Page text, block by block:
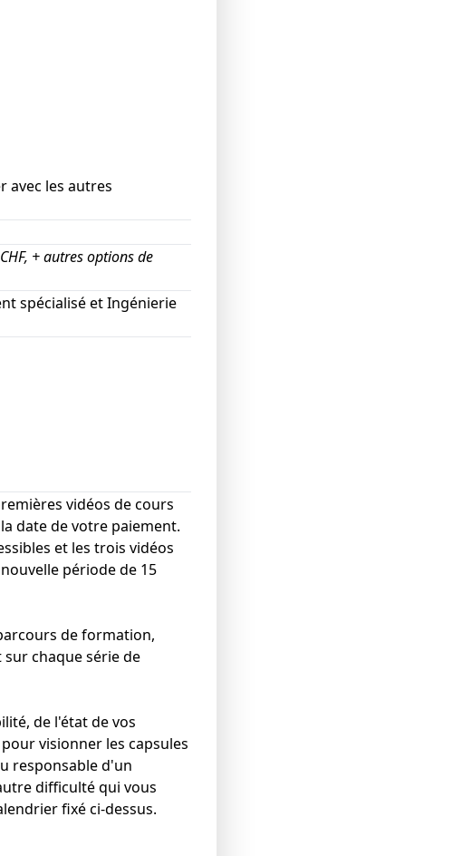
avec les autres
+ autres options de
spécialisé et Ingénierie
vidéos de cours
date de votre paiement.
et les trois vidéos
période de 15
de formation,
chaque série de
de l'état de vos
visionner les capsules
responsable d'un
difficulté qui vous
fixé ci-dessus.